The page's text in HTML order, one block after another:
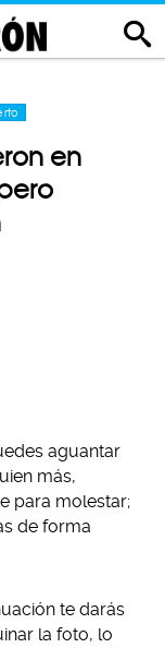
en
aguantar
más,
para molestar;
de forma
te darás
la foto, lo